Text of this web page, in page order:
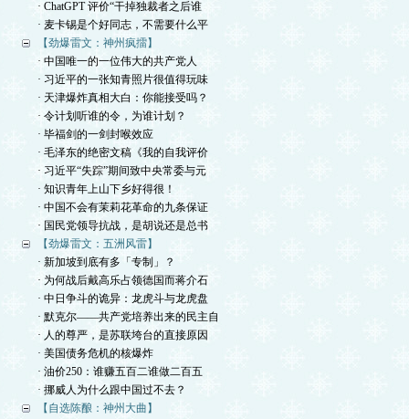
· ChatGPT 评价“干掉独裁者之后谁
· 麦卡锡是个好同志，不需要什么平
【劲爆雷文：神州疯擂】
· 中国唯一的一位伟大的共产党人
· 习近平的一张知青照片很值得玩味
· 天津爆炸真相大白：你能接受吗？
· 令计划听谁的令，为谁计划？
· 毕福剑的一剑封喉效应
· 毛泽东的绝密文稿《我的自我评价
· 习近平“失踪”期间致中央常委与元
· 知识青年上山下乡好得很！
· 中国不会有茉莉花革命的九条保证
· 国民党领导抗战，是胡说还是总书
【劲爆雷文：五洲风雷】
· 新加坡到底有多「专制」？
· 为何战后戴高乐占领德国而蒋介石
· 中日争斗的诡异：龙虎斗与龙虎盘
· 默克尔——共产党培养出来的民主自
· 人的尊严，是苏联垮台的直接原因
· 美国债务危机的核爆炸
· 油价250：谁赚五百二谁做二百五
· 挪威人为什么跟中国过不去？
【自选陈酿：神州大曲】